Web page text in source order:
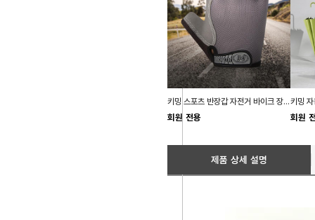
키밍 스포츠 반장갑 자전거 바이크 장갑 남자 작업
회원 전용 회원
제품 상세 설명